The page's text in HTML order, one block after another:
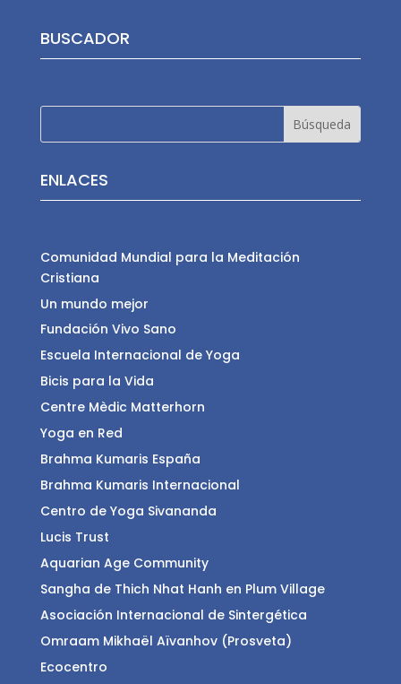
BUSCADOR
ENLACES
Comunidad Mundial para la Meditación
Cristiana
Un mundo mejor
Fundación Vivo Sano
Escuela Internacional de Yoga
Bicis para la Vida
Centre Mèdic Matterhorn
Yoga en Red
Brahma Kumaris España
Brahma Kumaris Internacional
Centro de Yoga Sivananda
Lucis Trust
Aquarian Age Community
Sangha de Thich Nhat Hanh en Plum Village
Asociación Internacional de Sintergética
Omraam Mikhaël Aïvanhov (Prosveta)
Ecocentro